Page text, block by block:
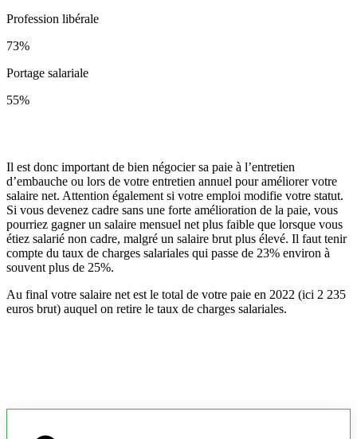
Profession libérale
73%
Portage salariale
55%
Il est donc important de bien négocier sa paie à l’entretien
d’embauche ou lors de votre entretien annuel pour améliorer votre
salaire net. Attention également si votre emploi modifie votre statut.
Si vous devenez cadre sans une forte amélioration de la paie, vous
pourriez gagner un salaire mensuel net plus faible que lorsque vous
étiez salarié non cadre, malgré un salaire brut plus élevé. Il faut tenir
compte du taux de charges salariales qui passe de 23% environ à
souvent plus de 25%.
Au final votre salaire net est le total de votre paie en 2022 (ici 2 235
euros brut) auquel on retire le taux de charges salariales.